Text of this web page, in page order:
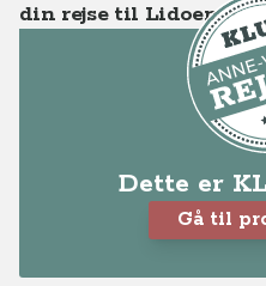
din rejse til Lidoen og
Dette er
Gå til